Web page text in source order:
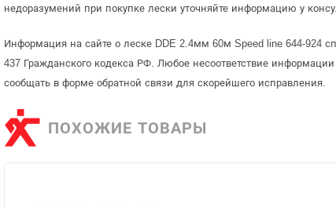
недоразумений при покупке лески уточняйте информацию у
Информация на сайте о леске DDE 2.4мм 60м Speed line 644-924
437 Гражданского кодекса РФ. Любое несоответствие
сообщать в форме обратной связи для скорейшего исправления.
ПОХОЖИЕ ТОВАРЫ